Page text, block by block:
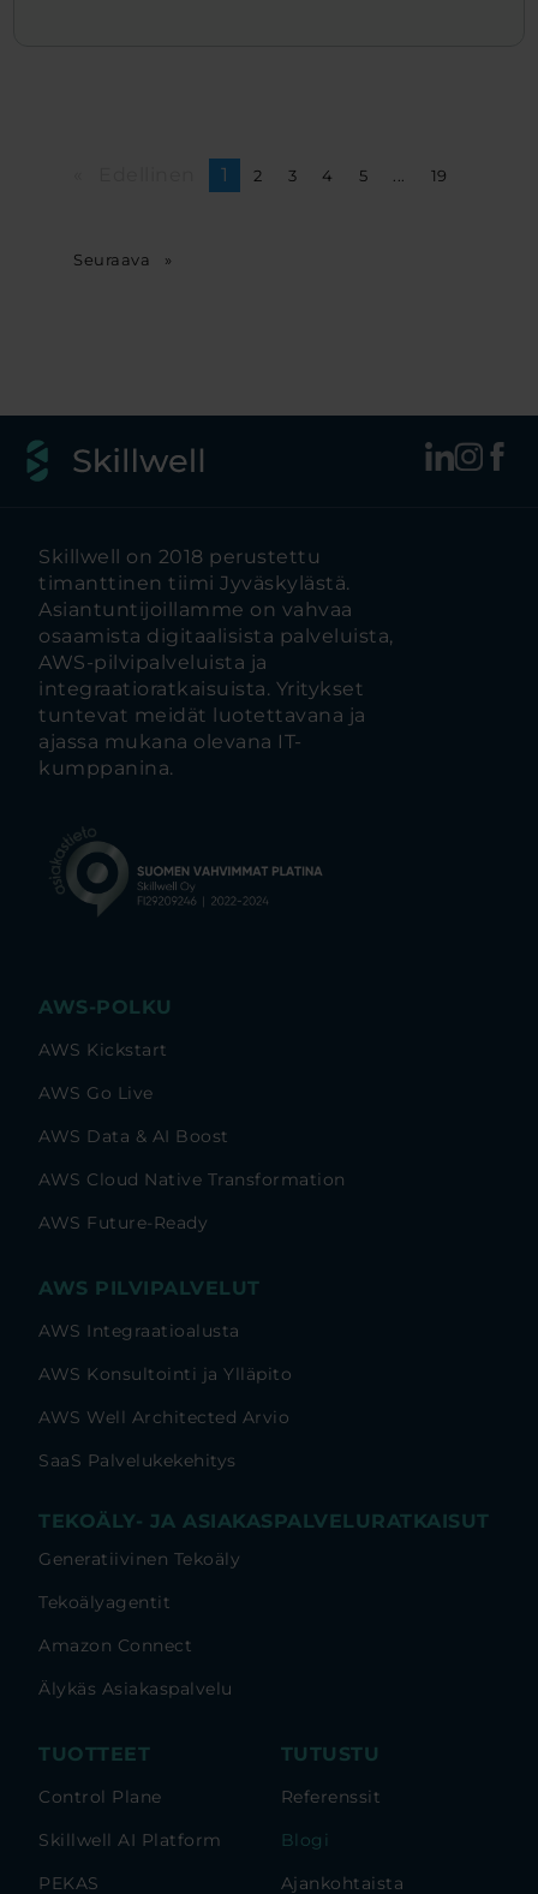
pageYou're
1 page
2 page
3 page
4 page
5 pagepage
19
Seuraava page
Skillwell on 2018 perustettu
timanttinen tiimi Jyväskylästä.
Asiantuntijoillamme on vahvaa
osaamista digitaalisista palveluista,
AWS-pilvipalveluista ja
integraatioratkaisuista. Yritykset
tuntevat meidät luotettavana ja
ajassa mukana olevana IT-
kumppanina.
AWS-POLKU
AWS Kickstart
AWS Go Live
AWS Data & AI Boost
AWS Cloud Native Transformation
AWS Future-Ready
AWS PILVIPALVELUT
AWS Integraatioalusta
AWS Konsultointi ja Ylläpito
AWS Well Architected Arvio
SaaS Palvelukekehitys
TEKOÄLY- JA ASIAKASPALVELURATKAISUT
Generatiivinen Tekoäly
Tekoälyagentit
Amazon Connect
Älykäs Asiakaspalvelu
TUOTTEET
Control Plane
Skillwell AI Platform
PEKAS
TUTUSTU
Referenssit
Blogi
Ajankohtaista